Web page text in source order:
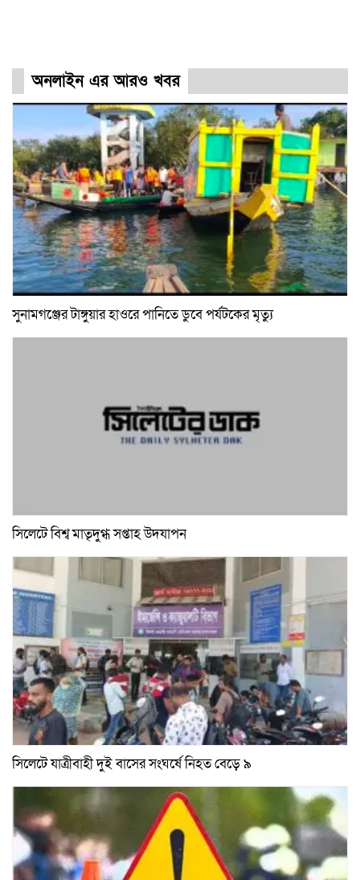
অনলাইন এর আরও খবর
সুনামগঞ্জের টাঙ্গুয়ার হাওরে পানিতে ডুবে পর্যটকের মৃত্যু
সিলেটে বিশ্ব মাতৃদুগ্ধ সপ্তাহ উদযাপন
সিলেটে যাত্রীবাহী দুই বাসের সংঘর্ষে নিহত বেড়ে ৯